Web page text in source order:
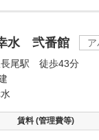
水 弐番館
長尾駅 徒歩43分
賃料 (管理費等)